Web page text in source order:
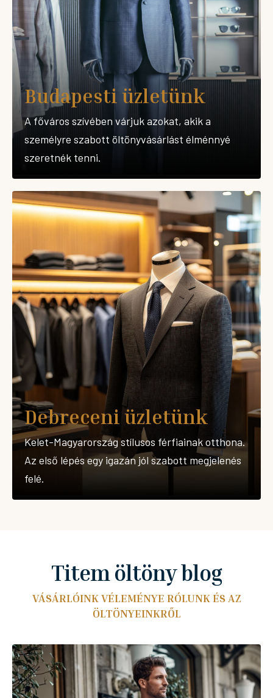
Budapesti üzletünk
A főváros szívében várjuk azokat, akik a
személyre szabott öltönyvásárlást élménnyé
szeretnék tenni.
Debreceni üzletünk
Kelet-Magyarország stílusos férfiainak otthona.
Az első lépés egy igazán jól szabott megjelenés
felé.
Titem öltöny blog
VÁSÁRLÓINK VÉLEMÉNYE RÓLUNK ÉS AZ
ÖLTÖNYEINKRŐL